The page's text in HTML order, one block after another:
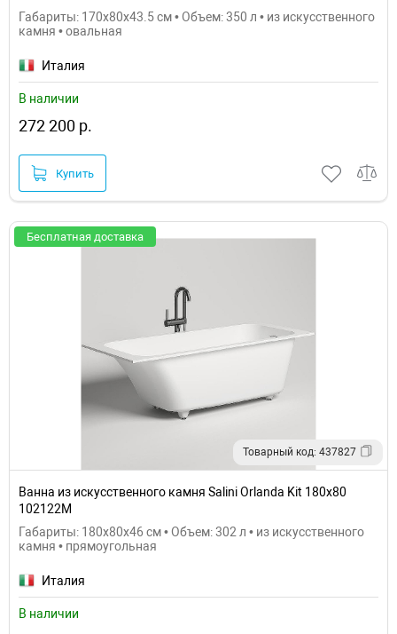
Габариты: 170x80x43.5 см • Объем: 350 л • из искусственного
камня • овальная
Италия
В наличии
272 200 р.
Купить
Бесплатная доставка
Товарный код: 437827
Ванна из искусственного камня Salini Orlanda Kit 180х80
102122M
Габариты: 180x80x46 см • Объем: 302 л • из искусственного
камня • прямоугольная
Италия
В наличии